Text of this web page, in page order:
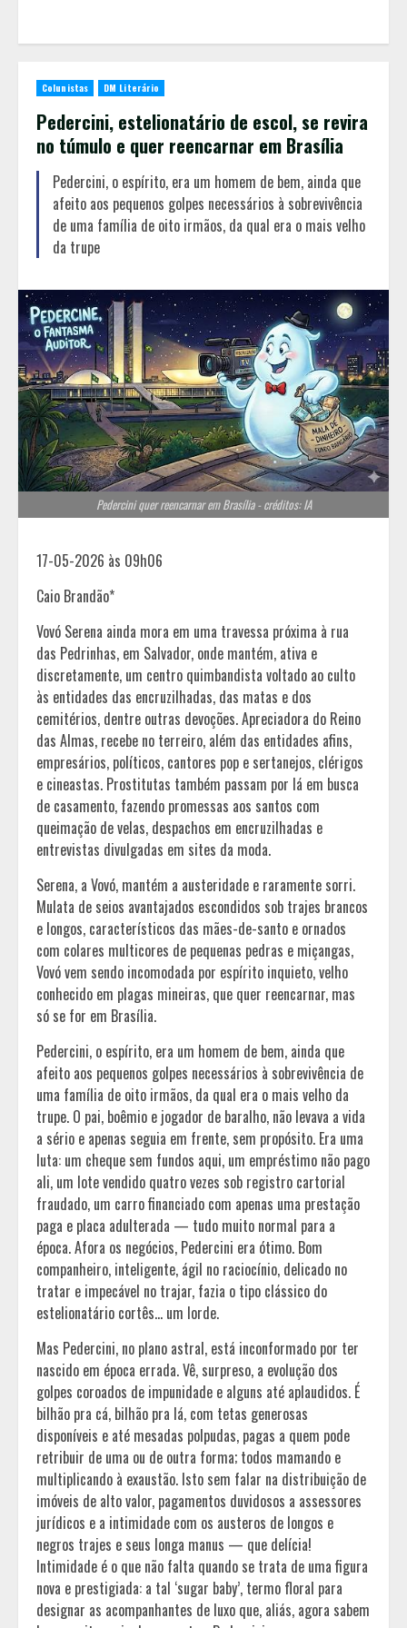
Colunistas DM Literário
Pedercini, estelionatário de escol, se revira
no túmulo e quer reencarnar em Brasília
Pedercini, o espírito, era um homem de bem, ainda que
afeito aos pequenos golpes necessários à sobrevivência
de uma família de oito irmãos, da qual era o mais velho
da trupe
Pedercini quer reencarnar em Brasília - créditos: IA
17-05-2026 às 09h06
Caio Brandão*
Vovó Serena ainda mora em uma travessa próxima à rua
das Pedrinhas, em Salvador, onde mantém, ativa e
discretamente, um centro quimbandista voltado ao culto
às entidades das encruzilhadas, das matas e dos
cemitérios, dentre outras devoções. Apreciadora do Reino
das Almas, recebe no terreiro, além das entidades afins,
empresários, políticos, cantores pop e sertanejos, clérigos
e cineastas. Prostitutas também passam por lá em busca
de casamento, fazendo promessas aos santos com
queimação de velas, despachos em encruzilhadas e
entrevistas divulgadas em sites da moda.
Serena, a Vovó, mantém a austeridade e raramente sorri.
Mulata de seios avantajados escondidos sob trajes brancos
e longos, característicos das mães-de-santo e ornados
com colares multicores de pequenas pedras e miçangas,
Vovó vem sendo incomodada por espírito inquieto, velho
conhecido em plagas mineiras, que quer reencarnar, mas
só se for em Brasília.
Pedercini, o espírito, era um homem de bem, ainda que
afeito aos pequenos golpes necessários à sobrevivência de
uma família de oito irmãos, da qual era o mais velho da
trupe. O pai, boêmio e jogador de baralho, não levava a vida
a sério e apenas seguia em frente, sem propósito. Era uma
luta: um cheque sem fundos aqui, um empréstimo não pago
ali, um lote vendido quatro vezes sob registro cartorial
fraudado, um carro financiado com apenas uma prestação
paga e placa adulterada — tudo muito normal para a
época. Afora os negócios, Pedercini era ótimo. Bom
companheiro, inteligente, ágil no raciocínio, delicado no
tratar e impecável no trajar, fazia o tipo clássico do
estelionatário cortês… um lorde.
Mas Pedercini, no plano astral, está inconformado por ter
nascido em época errada. Vê, surpreso, a evolução dos
golpes coroados de impunidade e alguns até aplaudidos. É
bilhão pra cá, bilhão pra lá, com tetas generosas
disponíveis e até mesadas polpudas, pagas a quem pode
retribuir de uma ou de outra forma; todos mamando e
multiplicando à exaustão. Isto sem falar na distribuição de
imóveis de alto valor, pagamentos duvidosos a assessores
jurídicos e a intimidade com os austeros de longos e
negros trajes e seus longa manus — que delícia!
Intimidade é o que não falta quando se trata de uma figura
nova e prestigiada: a tal ‘sugar baby’, termo floral para
designar as acompanhantes de luxo que, aliás, agora sabem